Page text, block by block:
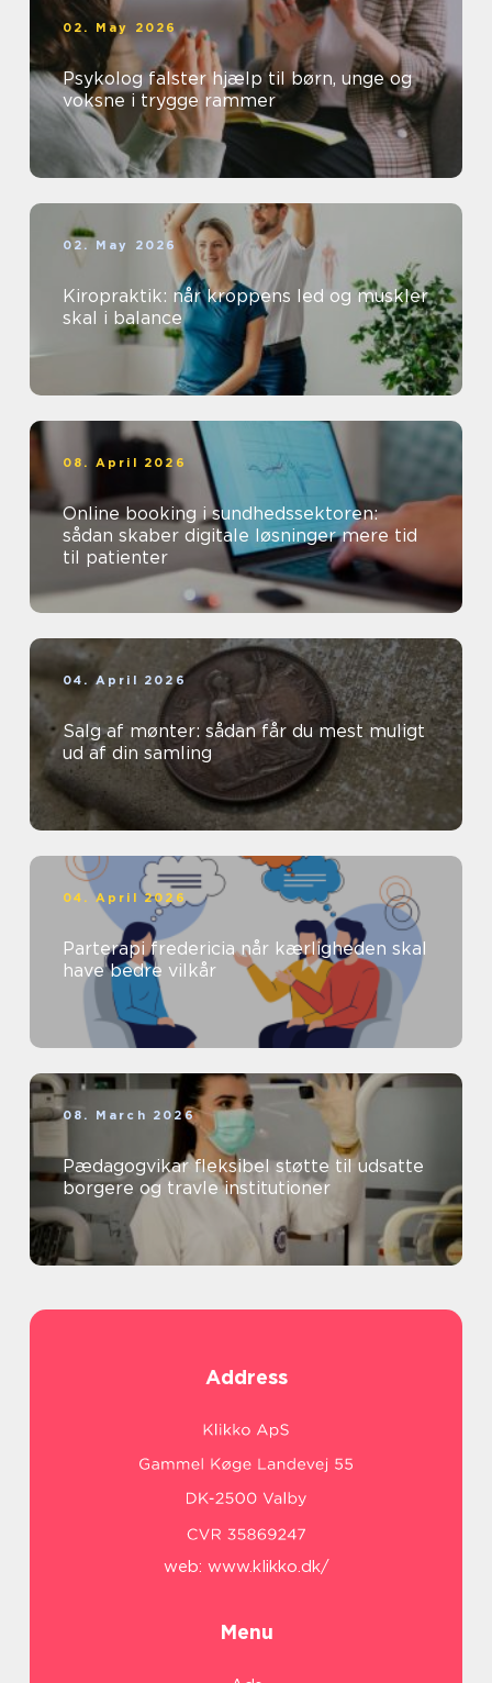
02. May 2026
Psykolog falster hjælp til børn, unge og
voksne i trygge rammer
02. May 2026
Kiropraktik: når kroppens led og muskler
skal i balance
08. April 2026
Online booking i sundhedssektoren:
sådan skaber digitale løsninger mere tid
til patienter
04. April 2026
Salg af mønter: sådan får du mest muligt
ud af din samling
04. April 2026
Parterapi fredericia når kærligheden skal
have bedre vilkår
08. March 2026
Pædagogvikar fleksibel støtte til udsatte
borgere og travle institutioner
Address
web: www.klikko.dk/
Menu